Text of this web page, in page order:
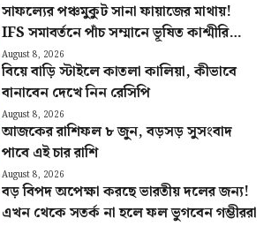
সাফল্যের পঞ্চমুকুট সানা ফায়াজের মাথায়!
IFS সমাবর্তনে পাঁচ সম্মানে ভূষিত কাশ্মীরি
কন্যা
August 8, 2026
বিয়ে বাড়ি স্টাইলে কাতলা কালিয়া, কীভাবে
বানাবেন দেখে নিন রেসিপি
August 8, 2026
আজকের রাশিফল ৮ জুন, বড়সড় সুসংবাদ
পাবে এই চার রাশি
August 8, 2026
বড় বিপদ অপেক্ষা করছে ভারতীয় দলের জন্য!
এখন থেকে সতর্ক না হলে ফল ভুগবেন গম্ভীররা